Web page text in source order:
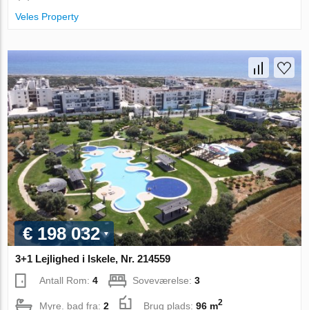
Veles Property
€ 198 032
3+1 Lejlighed i Iskele, Nr. 214559
Antall Rom:4 Soveværelse:3
Myre. bad fra:2 Brug plads:96 m2